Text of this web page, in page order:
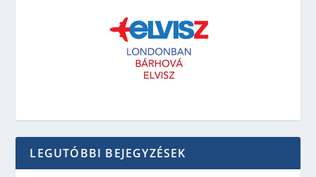
LEGUTÓBBI BEJEGYZÉSEK